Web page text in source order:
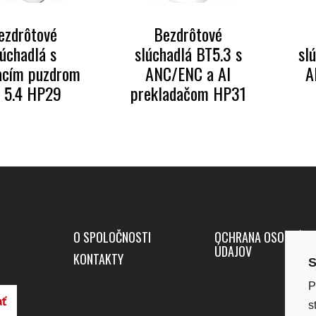
s
puzdrom
HP29
Bezdrôtové
slúchadlá BT5.3 s
ANC/ENC a AI
prekladačom HP31
O SPOLOČNOSTI
KONTAKTY
OCHRANA OSOBNÝCH
ÚDAJOV